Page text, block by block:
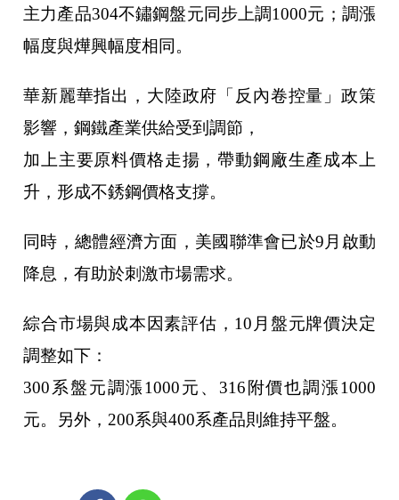
主力產品304不鏽鋼盤元同步上調1000元；調漲
幅度與燁興幅度相同。
華新麗華指出，大陸政府「反內卷控量」政策
影響，鋼鐵產業供給受到調節，
加上主要原料價格走揚，帶動鋼廠生產成本上
升，形成不銹鋼價格支撐。
同時，總體經濟方面，美國聯準會已於9月啟動
降息，有助於刺激市場需求。
綜合市場與成本因素評估，10月盤元牌價決定
調整如下：
300系盤元調漲1000元、316附價也調漲1000
元。另外，200系與400系產品則維持平盤。